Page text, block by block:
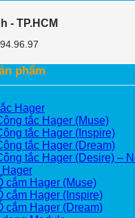
- TP.HCM
phẩm
Hager
tắc Hager (Muse)
tắc Hager (Inspire)
tắc Hager (Dream)
tắc Hager (Desire) –
Hager
cắm Hager (Muse)
cắm Hager (Inspire)
cắm Hager (Dream)